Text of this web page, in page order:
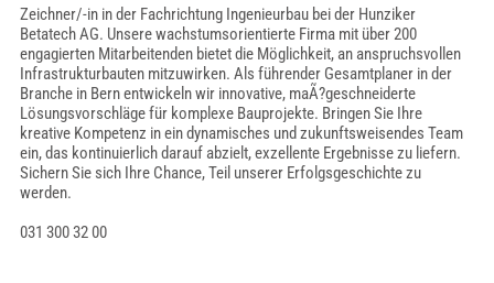
Zeichner/-in in der Fachrichtung Ingenieurbau bei der Hunziker
Betatech AG. Unsere wachstumsorientierte Firma mit über 200
engagierten Mitarbeitenden bietet die Möglichkeit, an anspruchsvollen
Infrastrukturbauten mitzuwirken. Als führender Gesamtplaner in der
Branche in Bern entwickeln wir innovative, maÃ?geschneiderte
Lösungsvorschläge für komplexe Bauprojekte. Bringen Sie Ihre
kreative Kompetenz in ein dynamisches und zukunftsweisendes Team
ein, das kontinuierlich darauf abzielt, exzellente Ergebnisse zu liefern.
Sichern Sie sich Ihre Chance, Teil unserer Erfolgsgeschichte zu
werden.
031 300 32 00